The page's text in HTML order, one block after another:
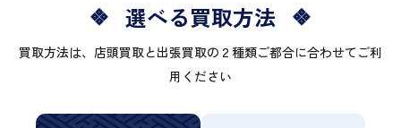
選べる買取方法
買取方法は、店頭買取と出張買取の２種類ご都合に合わせてご利
用ください